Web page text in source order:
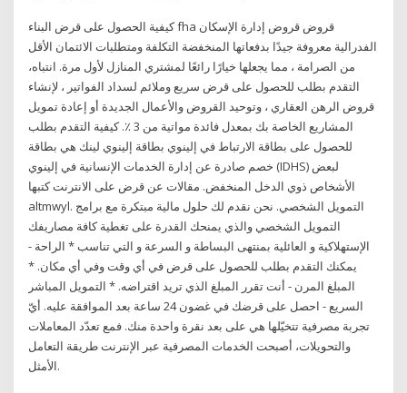
كيفية الحصول على قرض البناء fha قروض قروض إدارة الإسكان
الفدرالية معروفة جيدًا بدفعاتها المنخفضة التكلفة ومتطلبات الائتمان الأقل
من الصرامة ، مما يجعلها خيارًا رائعًا لمشتري المنازل لأول مرة. انتباه،
التقدم بطلب للحصول على قرض سريع وملائم لسداد الفواتير ، لإنشاء
قروض الرهن العقاري ، وتوحيد القروض والأعمال الجديدة أو إعادة تمويل
المشاريع الخاصة بك بمعدل فائدة مواتية من 3 ٪. كيفية التقدم بطلب
للحصول على بطاقة الارتباط في إلينوي بطاقة إلينوي لينك هي بطاقة
خصم صادرة عن إدارة الخدمات الإنسانية في إلينوي (IDHS) لبعض
الأشخاص ذوي الدخل المنخفض. مقالات عن قرض على الانترنت كتبها
altmwyl. التمويل الشخصي. نحن نقدم لك حلول مالية مبتكرة مع برامج
التمويل الشخصي والذي يمنحك القدرة على تغطية كافة مصاريفك
الإستهلاكية و العائلية بمنتهى البساطة و السرعة و التي تناسب * الراحة -
يمكنك التقدم بطلب للحصول على قرض في أي وقت وفي أي مكان. *
المبلغ المرن - أنت تقرر المبلغ الذي تريد اقتراضه. * التمويل المباشر
السريع - احصل على قرضك في غضون 24 ساعة بعد الموافقة عليه. أيّ
تجربة مصرفية تتخيّلها هي على بعد نقرة واحدة منك. فمع تعدّد المعاملات
والتحويلات، أصبحت الخدمات المصرفية عبر الإنترنت طريقة التعامل
الأمثل.